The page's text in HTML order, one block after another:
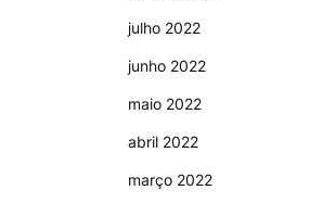
julho 2022
junho 2022
maio 2022
abril 2022
março 2022